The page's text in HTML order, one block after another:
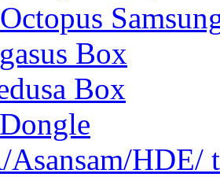
Octopus
Box
Box
HDE/